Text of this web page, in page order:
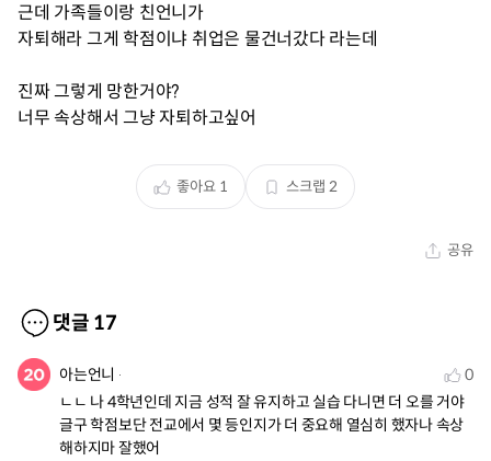
근데 가족들이랑 친언니가
자퇴해라 그게 학점이냐 취업은 물건너갔다 라는데
진짜 그렇게 망한거야?
너무 속상해서 그냥 자퇴하고싶어
좋아요 1 스크랩 2
공유
댓글 17
아는언니
0
ㄴㄴ 나 4학년인데 지금 성적 잘 유지하고 실습 다니면 더 오를 거야
글구 학점보단 전교에서 몇 등인지가 더 중요해 열심히 했자나 속상
해하지마 잘했어